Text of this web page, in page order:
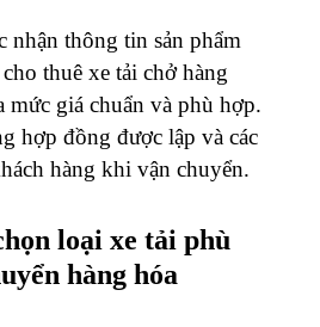
nhận thông tin sản phẩm
thuê xe tải chở hàng
mức giá chuẩn và phù hợp.
hợp đồng được lập và các
hàng khi vận chuyển.
loại xe tải phù
hàng hóa